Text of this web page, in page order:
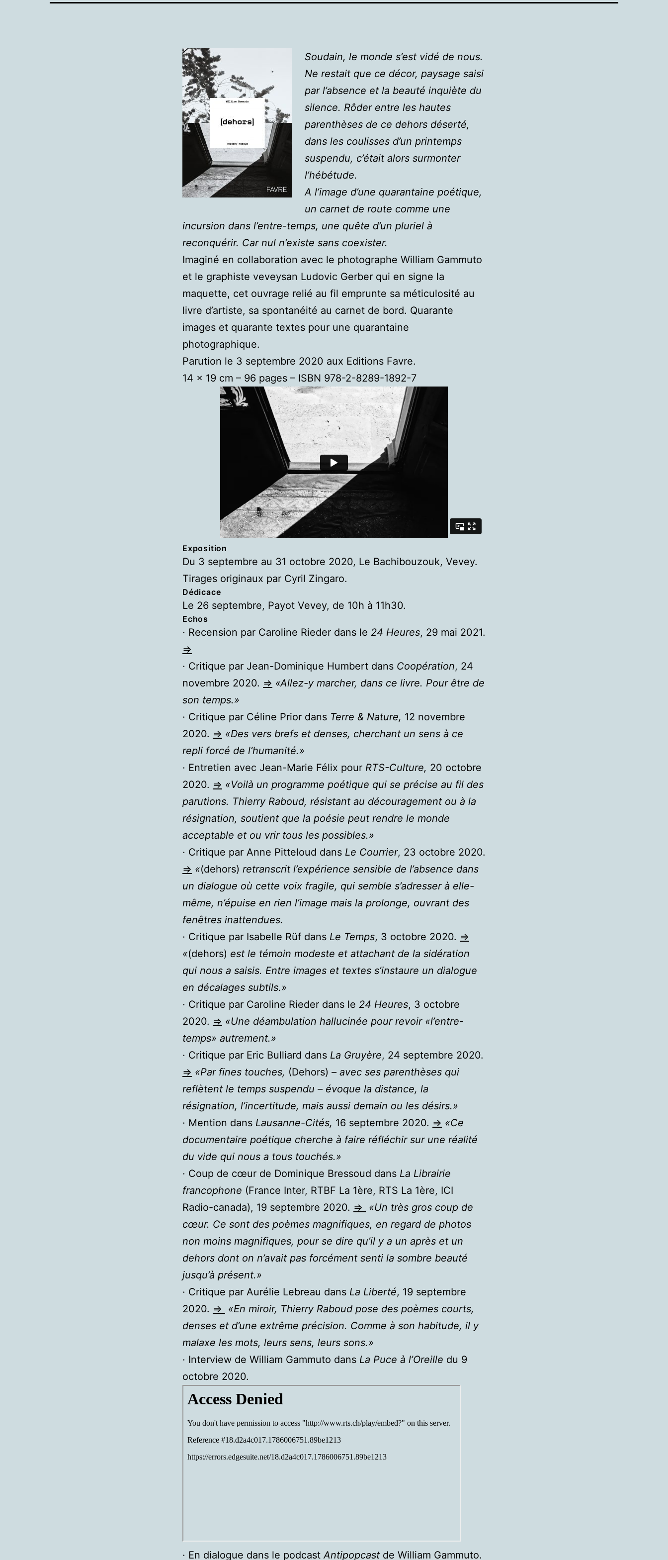
Soudain, le monde s’est vidé de nous.
Ne restait que ce décor, paysage saisi
par l’absence et la beauté inquiète du
silence. Rôder entre les hautes
parenthèses de ce dehors déserté,
dans les coulisses d’un printemps
suspendu, c’était alors surmonter
l’hébétude.
A l’image d’une quarantaine poétique,
un carnet de route comme une
incursion dans l’entre-temps, une quête d’un pluriel à
reconquérir. Car nul n’existe sans coexister.
Imaginé en collaboration avec le photographe William Gammuto
et le graphiste veveysan Ludovic Gerber qui en signe la
maquette, cet ouvrage relié au fil emprunte sa méticulosité au
livre d’artiste, sa spontanéité au carnet de bord. Quarante
images et quarante textes pour une quarantaine
photographique.
Parution le 3 septembre 2020 aux Editions Favre.
14 x 19 cm – 96 pages – ISBN 978-2-8289-1892-7
Exposition
Du 3 septembre au 31 octobre 2020, Le Bachibouzouk, Vevey.
Tirages originaux par Cyril Zingaro.
Dédicace
Le 26 septembre, Payot Vevey, de 10h à 11h30.
Echos
· Recension par Caroline Rieder dans le 24 Heures, 29 mai 2021.
=>
· Critique par Jean-Dominique Humbert dans Coopération, 24
novembre 2020. => «Allez-y marcher, dans ce livre. Pour être de
son temps.»
· Critique par Céline Prior dans Terre & Nature, 12 novembre
2020. => «Des vers brefs et denses, cherchant un sens à ce
repli forcé de l’humanité.»
· Entretien avec Jean-Marie Félix pour RTS-Culture, 20 octobre
2020. => «Voilà un programme poétique qui se précise au fil des
parutions. Thierry Raboud, résistant au découragement ou à la
résignation, soutient que la poésie peut rendre le monde
acceptable et ou vrir tous les possibles.»
· Critique par Anne Pitteloud dans Le Courrier, 23 octobre 2020.
=> «(dehors) retranscrit l’expérience sensible de l’absence dans
un dialogue où cette voix fragile, qui semble s’adresser à elle-
même, n’épuise en rien l’image mais la prolonge, ouvrant des
fenêtres inattendues.
· Critique par Isabelle Rüf dans Le Temps, 3 octobre 2020. =>
«(dehors) est le témoin modeste et attachant de la sidération
qui nous a saisis. Entre images et textes s’instaure un dialogue
en décalages subtils.»
· Critique par Caroline Rieder dans le 24 Heures, 3 octobre
2020. => «Une déambulation hallucinée pour revoir «l’entre-
temps» autrement.»
· Critique par Eric Bulliard dans La Gruyère, 24 septembre 2020.
=> «Par fines touches, (Dehors) – avec ses parenthèses qui
reflètent le temps suspendu – évoque la distance, la
résignation, l’incertitude, mais aussi demain ou les désirs.»
· Mention dans Lausanne-Cités, 16 septembre 2020. => «Ce
documentaire poétique cherche à faire réfléchir sur une réalité
du vide qui nous a tous touchés.»
· Coup de cœur de Dominique Bressoud dans La Librairie
francophone (France Inter, RTBF La 1ère, RTS La 1ère, ICI
Radio-canada), 19 septembre 2020. =>
«Un très gros coup de
cœur. Ce sont des poèmes magnifiques, en regard de photos
non moins magnifiques, pour se dire qu’il y a un après et un
dehors dont on n’avait pas forcément senti la sombre beauté
jusqu’à présent.»
· Critique par Aurélie Lebreau dans La Liberté, 19 septembre
2020. =>
«En miroir, Thierry Raboud pose des poèmes courts,
denses et d’une extrême précision. Comme à son habitude, il y
malaxe les mots, leurs sens, leurs sons.»
· Interview de William Gammuto dans La Puce à l’Oreille du 9
octobre 2020.
· En dialogue dans le podcastAntipopcast de William Gammuto.